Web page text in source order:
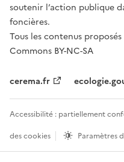
soutenir l’action publique
foncières.
Tous les contenus
Commons BY-NC-SA
cerema.fr
Accessibilité : partiellement
des cookies
Paramètres